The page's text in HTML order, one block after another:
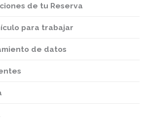
de tu Reserva
para trabajar
de datos